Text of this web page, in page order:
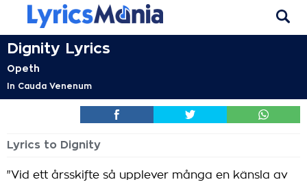
Dignity Lyrics
Opeth
In Cauda Venenum
Lyrics to Dignity
"Vid ett årsskifte så upplever många en känsla av